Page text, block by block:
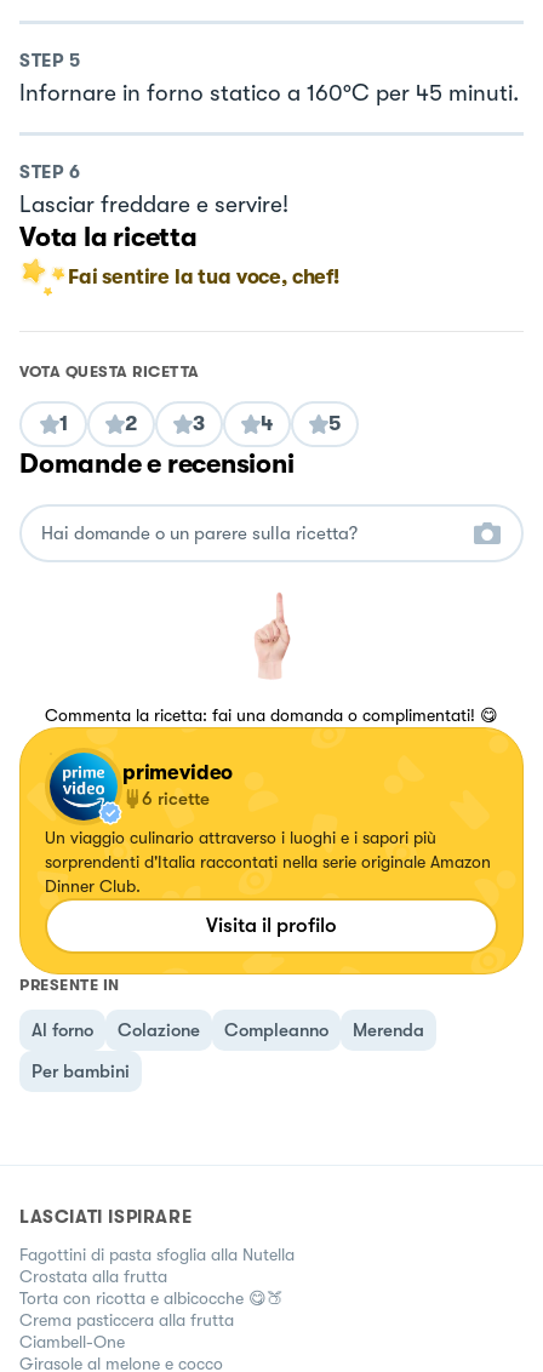
STEP 5
Infornare in forno statico a 160°C per 45 minuti.
STEP 6
Lasciar freddare e servire!
Vota la ricetta
Fai sentire la tua voce, chef!
VOTA QUESTA RICETTA
1 2 3 4 5
Domande e recensioni
Commenta la ricetta: fai una domanda o complimentati! 😋
primevideo
6 ricette
Un viaggio culinario attraverso i luoghi e i sapori più
sorprendenti d'Italia raccontati nella serie originale Amazon
Dinner Club.
Visita il profilo
PRESENTE IN
Al forno Colazione Compleanno
Merenda
Per bambini
LASCIATI ISPIRARE
Fagottini di pasta sfoglia alla Nutella
Crostata alla frutta
Torta con ricotta e albicocche 😋🍑
Crema pasticcera alla frutta
Ciambell-One
Girasole al melone e cocco